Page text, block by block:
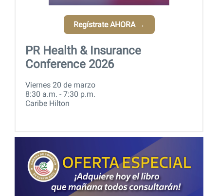
Regístrate AHORA →
PR Health & Insurance
Conference 2026
Viernes 20 de marzo
8:30 a.m. - 7:30 p.m.
Caribe Hilton